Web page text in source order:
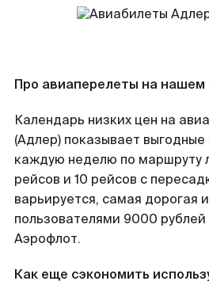
Про авиаперелеты на нашем
Календарь низких цен на
(Адлер) показывает выгодные
каждую неделю по маршруту
рейсов и 10 рейсов с
варьируется, самая дорогая
пользователями 9000
Аэрофлот.
Как еще сэкономить